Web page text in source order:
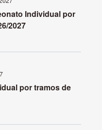
vistas
Individual por
2027
por tramos de